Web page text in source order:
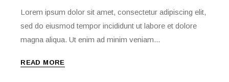
Lorem ipsum dolor sit amet, consectetur adipiscing elit,
sed do eiusmod tempor incididunt ut labore et dolore
magna aliqua. Ut enim ad minim veniam...
READ MORE